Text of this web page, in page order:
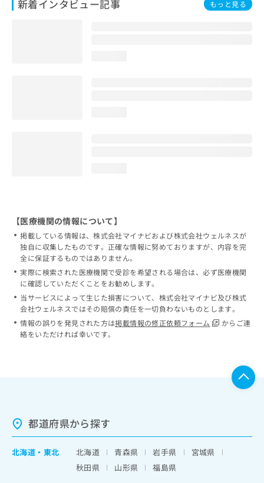
新着インタビュー記事 もっと見る
【医療機関の情報について】
掲載している情報は、株式会社マイナビおよび株式会社ウェルネスが
独自に収集したものです。正確な情報に努めておりますが、内容を完
全に保証するものではありません。
実際に検索された医療機関で受診を希望される場合は、必ず医療機関
に確認していただくことをお勧めします。
当サービスによって生じた損害について、株式会社マイナビ及び株式
会社ウェルネスではその賠償の責任を一切負わないものとします。
情報の誤りを発見された方は掲載情報の修正依頼フォーム
からご連
絡をいただければ幸いです。
都道府県から探す
北海道 ・ 東北 北海道 青森県 岩手県
宮城県
秋田県
山形県
福島県